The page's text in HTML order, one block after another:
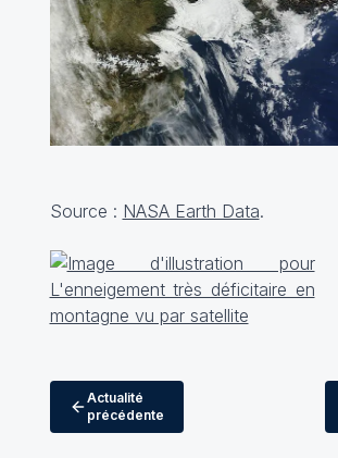
Source : NASA Earth Data.
Actualité
précédente